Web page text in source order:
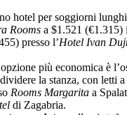
hotel per soggiorni
Rooms a $1.521 (€1.315)
presso l’Hotel Ivan
più economica è
la stanza, con letti a
Rooms Margarita a
di Zagabria.